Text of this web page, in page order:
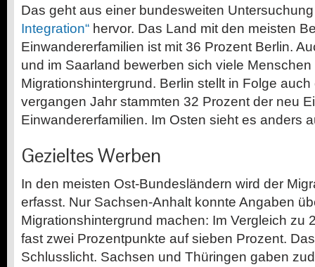
Das geht aus einer bundesweiten
Integration“ hervor. Das Land mit den meisten
Einwandererfamilien ist mit 36 Prozent Berlin.
und im Saarland bewerben sich viele Menschen
Migrationshintergrund. Berlin stellt in Folge
vergangen Jahr stammten 32 Prozent der neu
Einwandererfamilien. Im Osten sieht es anders
Gezieltes Werben
In den meisten Ost-Bundesländern wird der
erfasst. Nur Sachsen-Anhalt konnte Angaben
Migrationshintergrund machen: Im Vergleich zu
fast zwei Prozentpunkte auf sieben Prozent.
Schlusslicht. Sachsen und Thüringen gaben